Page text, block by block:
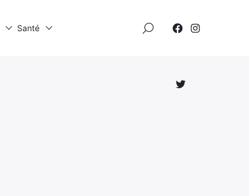
Santé
Élément